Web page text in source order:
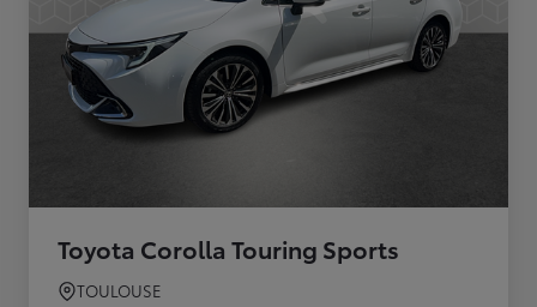
Toyota Corolla Touring Sports
TOULOUSE